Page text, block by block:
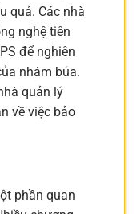
quả. Các nhà
nghệ tiên
để nghiên
nhám búa.
quản lý
về việc bảo
phần quan